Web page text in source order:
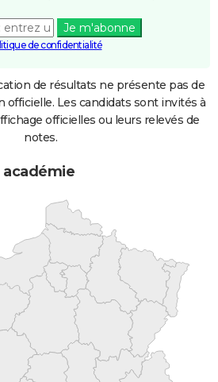
Je m'abonne
de confidentialité
de résultats ne présente pas de
officielle. Les candidats sont invités à
officielles ou leurs relevés de
notes.
académie